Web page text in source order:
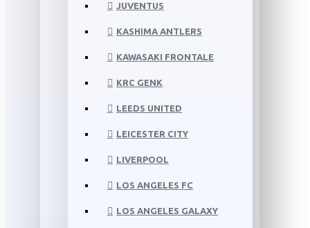
JUVENTUS
KASHIMA ANTLERS
KAWASAKI FRONTALE
KRC GENK
LEEDS UNITED
LEICESTER CITY
LIVERPOOL
LOS ANGELES FC
LOS ANGELES GALAXY